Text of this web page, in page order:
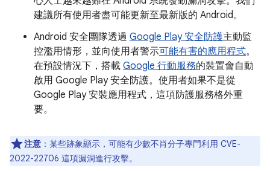
建議所有使用者盡可能更新至最新版的 Android。
Android 安全團隊透過 Google Play 安全防護主動監
控濫用情形，並向使用者警示可能有害的應用程式。
在預設情況下，搭載 Google 行動服務的裝置會自動
啟用 Google Play 安全防護。使用者如果不是從
Google Play 安裝應用程式，這項防護服務格外重
要。
注意 ：某些跡象顯示，可能有少數不肖分子專門利用 CVE-
2022-22706 這項漏洞進行攻擊。